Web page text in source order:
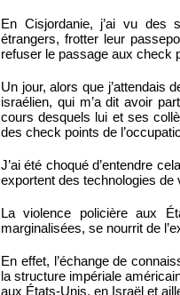
En Cisjordanie, j’ai vu des
étrangers, frotter leur
refuser le passage aux check
Un jour, alors que j’attendais
israélien, qui m’a dit avoir
cours desquels lui et ses
des check points de
J’ai été choqué d’entendre
exportent des technologies de
La violence policière aux
marginalisées, se nourrit de
En effet, l’échange de
la structure impériale
aux États-Unis, en Israël et